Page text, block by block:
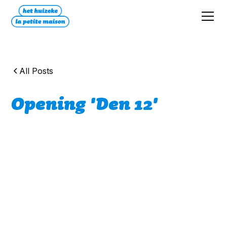
All Posts
Opening 'Den 12'